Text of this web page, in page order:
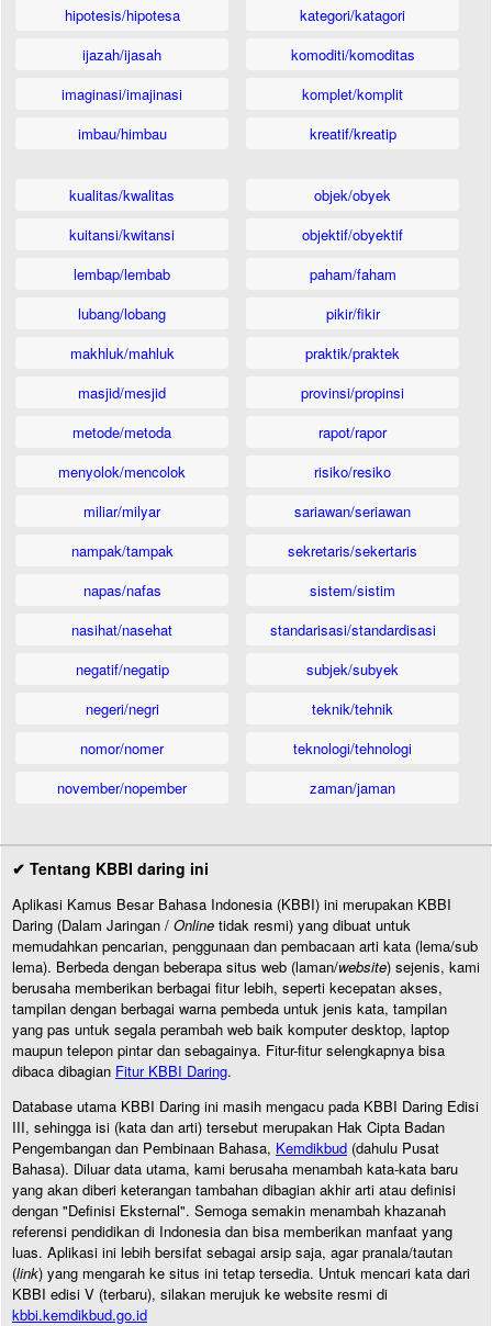
hipotesis/hipotesa
ijazah/ijasah
imaginasi/imajinasi
imbau/himbau
kategori/katagori
komoditi/komoditas
komplet/komplit
kreatif/kreatip
kualitas/kwalitas
kuitansi/kwitansi
lembap/lembab
lubang/lobang
makhluk/mahluk
masjid/mesjid
metode/metoda
menyolok/mencolok
miliar/milyar
nampak/tampak
napas/nafas
nasihat/nasehat
negatif/negatip
negeri/negri
nomor/nomer
november/nopember
objek/obyek
objektif/obyektif
paham/faham
pikir/fikir
praktik/praktek
provinsi/propinsi
rapot/rapor
risiko/resiko
sariawan/seriawan
sekretaris/sekertaris
sistem/sistim
standarisasi/standardisasi
subjek/subyek
teknik/tehnik
teknologi/tehnologi
zaman/jaman
✔ Tentang KBBI daring ini
Aplikasi Kamus Besar Bahasa Indonesia (KBBI) ini merupakan KBBI
Daring (Dalam Jaringan / Online tidak resmi) yang dibuat untuk
memudahkan pencarian, penggunaan dan pembacaan arti kata (lema/sub
lema). Berbeda dengan beberapa situs web (laman/website) sejenis, kami
berusaha memberikan berbagai fitur lebih, seperti kecepatan akses,
tampilan dengan berbagai warna pembeda untuk jenis kata, tampilan
yang pas untuk segala perambah web baik komputer desktop, laptop
maupun telepon pintar dan sebagainya. Fitur-fitur selengkapnya bisa
dibaca dibagian Fitur KBBI Daring.
Database utama KBBI Daring ini masih mengacu pada KBBI Daring Edisi
III, sehingga isi (kata dan arti) tersebut merupakan Hak Cipta Badan
Pengembangan dan Pembinaan Bahasa, Kemdikbud (dahulu Pusat
Bahasa). Diluar data utama, kami berusaha menambah kata-kata baru
yang akan diberi keterangan tambahan dibagian akhir arti atau definisi
dengan "Definisi Eksternal". Semoga semakin menambah khazanah
referensi pendidikan di Indonesia dan bisa memberikan manfaat yang
luas. Aplikasi ini lebih bersifat sebagai arsip saja, agar pranala/tautan
(link) yang mengarah ke situs ini tetap tersedia. Untuk mencari kata dari
KBBI edisi V (terbaru), silakan merujuk ke website resmi di
kbbi.kemdikbud.go.id